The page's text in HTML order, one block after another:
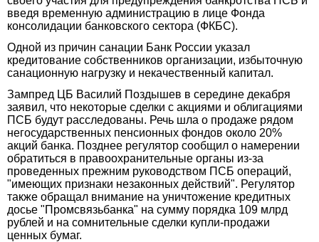
введя временную администрацию в лице Фонда
консолидации банковского сектора (ФКБС).
Одной из причин санации Банк России указал
кредитование собственников организации, избыточную
санационную нагрузку и некачественный капитал.
Зампред ЦБ Василий Поздышев в середине декабря
заявил, что некоторые сделки с акциями и облигациями
ПСБ будут расследованы. Речь шла о продаже рядом
негосударственных пенсионных фондов около 20%
акций банка. Позднее регулятор сообщил о намерении
обратиться в правоохранительные органы из-за
проведенных прежним руководством ПСБ операций,
"имеющих признаки незаконных действий". Регулятор
также обращал внимание на уничтожение кредитных
досье "Промсвязьбанка" на сумму порядка 109 млрд
рублей и на сомнительные сделки купли-продажи
ценных бумаг.